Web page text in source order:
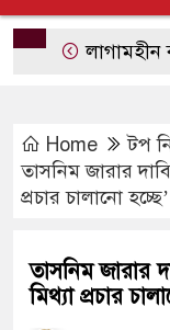
লাগামহীন
Home টপ
তাসনিম জারার
প্রচার চালানো হচ্ছে’
তাসনিম জারার
মিথ্যা প্রচার